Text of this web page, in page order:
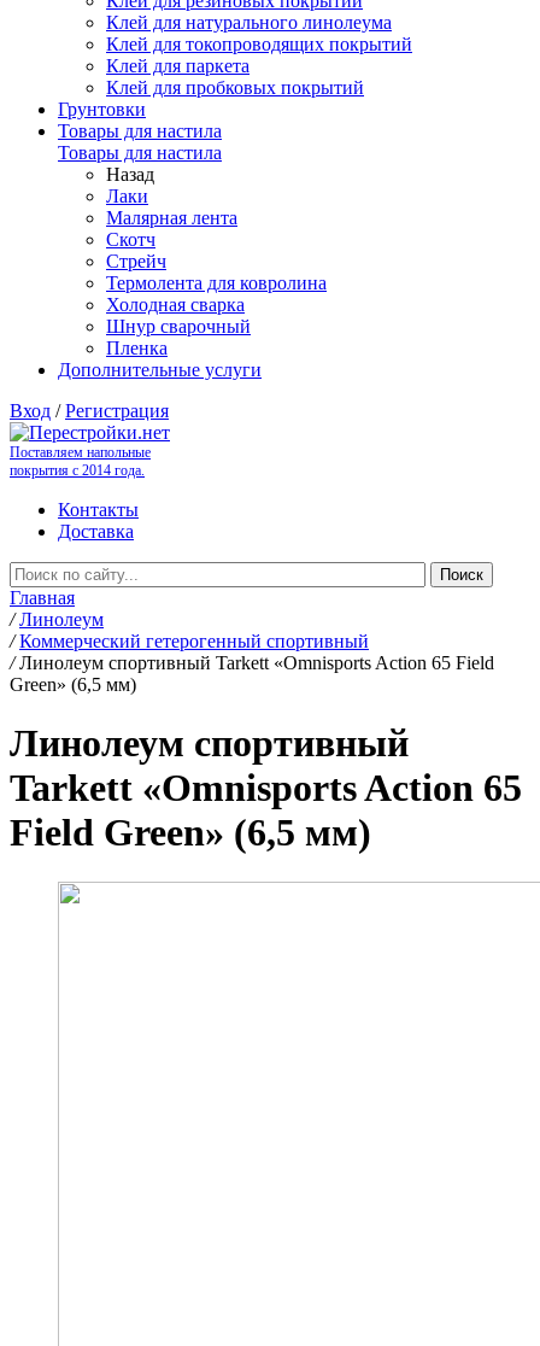
Клей для натурального линолеума
Клей для токопроводящих покрытий
Клей для паркета
Клей для пробковых покрытий
Грунтовки
Товары для настила
Товары для настила
Назад
Лаки
Малярная лента
Скотч
Стрейч
Термолента для ковролина
Холодная сварка
Шнур сварочный
Пленка
Дополнительные услуги
Вход /Регистрация
Поставляем напольные
покрытия с 2014 года.
Контакты
Доставка
Главная
/ Линолеум
/ Коммерческий гетерогенный спортивный
/ Линолеум спортивный Tarkett «Omnisports Action 65 Field
Green» (6,5 мм)
Линолеум спортивный
Tarkett «Omnisports Action 65
Field Green» (6,5 мм)